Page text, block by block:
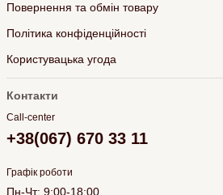
Повернення та обмін товару
Політика конфіденційності
Користувацька угода
Контакти
Call-center
+38(067) 670 33 11
Графік роботи
Пн-Чт: 9:00-18:00